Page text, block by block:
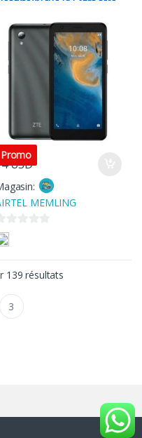
Promo
USD
MEMLING
139 résultats
3